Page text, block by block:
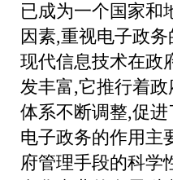
已成为一个国家和
因素,重视电子政
现代信息技术在政
发丰富,它推行着
体系不断调整,促
电子政务的作用主
府管理手段的科学